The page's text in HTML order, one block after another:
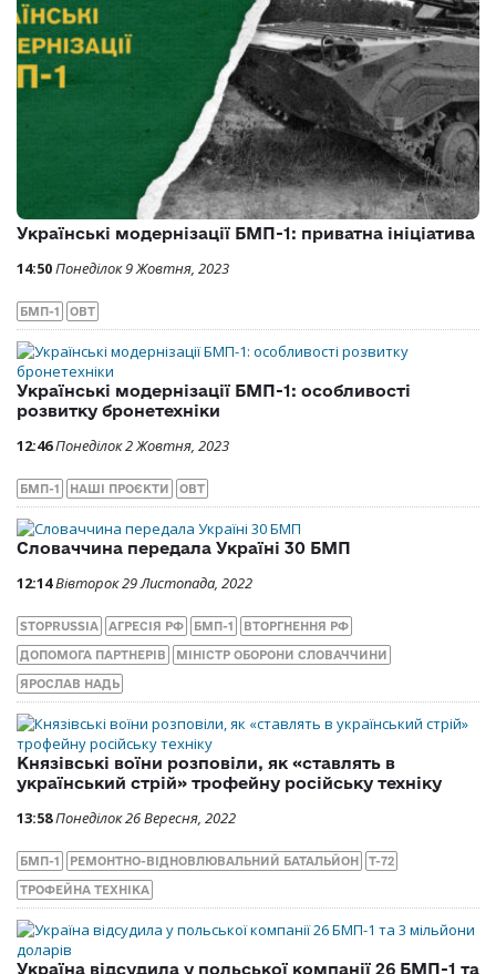
Українські модернізації БМП-1: приватна ініціатива
14:50Понеділок 9 Жовтня, 2023
БМП-1 ОВТ
Українські модернізації БМП-1: особливості
розвитку бронетехніки
12:46Понеділок 2 Жовтня, 2023
БМП-1 НАШІ ПРОЄКТИ ОВТ
Словаччина передала Україні 30 БМП
12:14Вівторок 29 Листопада, 2022
STOPRUSSIA АГРЕСІЯ РФ БМП-1 ВТОРГНЕННЯ РФ
ДОПОМОГА ПАРТНЕРІВ МІНІСТР ОБОРОНИ СЛОВАЧЧИНИ
ЯРОСЛАВ НАДЬ
Князівські воїни розповіли, як «ставлять в
український стрій» трофейну російську техніку
13:58Понеділок 26 Вересня, 2022
БМП-1 РЕМОНТНО-ВІДНОВЛЮВАЛЬНИЙ БАТАЛЬЙОН Т-72
ТРОФЕЙНА ТЕХНІКА
Україна відсудила у польської компанії 26 БМП-1 та